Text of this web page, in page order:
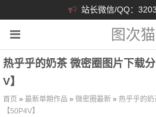
站长微信/QQ：
图次猫
热乎乎的奶茶 微密圈图片下载
V】
首页 » 最新单期作品 » 微密圈最新 » 热乎乎的奶
【50P4V】